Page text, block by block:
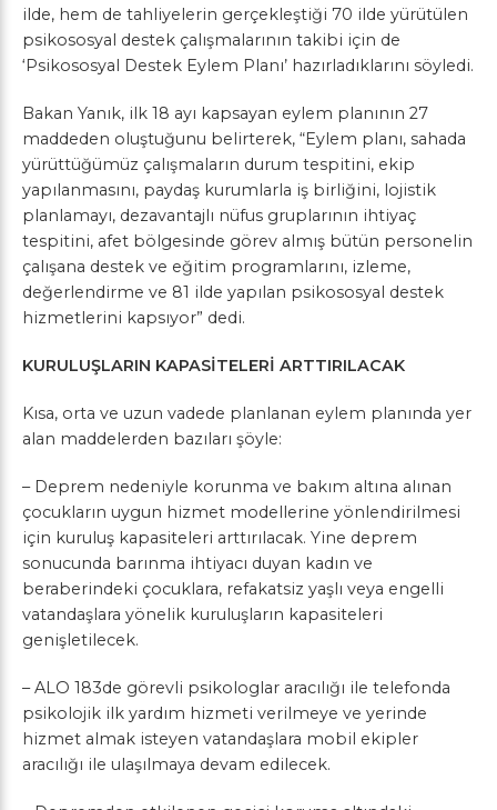
ilde, hem de tahliyelerin gerçekleştiği 70 ilde yürütülen
psikososyal destek çalışmalarının takibi için de
‘Psikososyal Destek Eylem Planı’ hazırladıklarını söyledi.
Bakan Yanık, ilk 18 ayı kapsayan eylem planının 27
maddeden oluştuğunu belirterek, “Eylem planı, sahada
yürüttüğümüz çalışmaların durum tespitini, ekip
yapılanmasını, paydaş kurumlarla iş birliğini, lojistik
planlamayı, dezavantajlı nüfus gruplarının ihtiyaç
tespitini, afet bölgesinde görev almış bütün personelin
çalışana destek ve eğitim programlarını, izleme,
değerlendirme ve 81 ilde yapılan psikososyal destek
hizmetlerini kapsıyor” dedi.
KURULUŞLARIN KAPASİTELERİ ARTTIRILACAK
Kısa, orta ve uzun vadede planlanan eylem planında yer
alan maddelerden bazıları şöyle:
– Deprem nedeniyle korunma ve bakım altına alınan
çocukların uygun hizmet modellerine yönlendirilmesi
için kuruluş kapasiteleri arttırılacak. Yine deprem
sonucunda barınma ihtiyacı duyan kadın ve
beraberindeki çocuklara, refakatsiz yaşlı veya engelli
vatandaşlara yönelik kuruluşların kapasiteleri
genişletilecek.
– ALO 183de görevli psikologlar aracılığı ile telefonda
psikolojik ilk yardım hizmeti verilmeye ve yerinde
hizmet almak isteyen vatandaşlara mobil ekipler
aracılığı ile ulaşılmaya devam edilecek.